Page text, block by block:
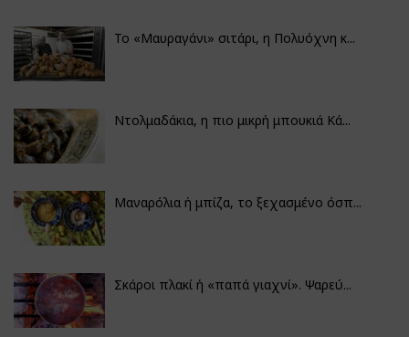
Το «Μαυραγάνι» σιτάρι, η Πολυόχνη κ...
Ντολμαδάκια, η πιο μικρή μπουκιά Κά...
Μαναρόλια ή μπίζα, το ξεχασμένο όσπ...
Σκάροι πλακί ή «παπά γιαχνί». Ψαρεύ...